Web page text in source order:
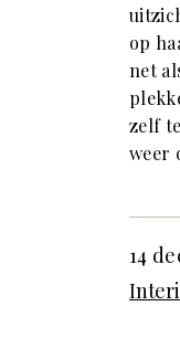
op
net
zelf
weer
14